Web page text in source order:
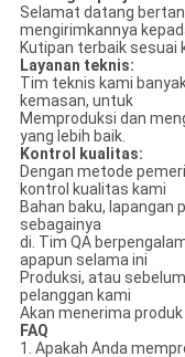
Selamat datang
mengirimkannya
Kutipan terbaik sesuai
Layanan teknis:
Tim teknis kami
kemasan, untuk
Memproduksi dan
yang lebih baik.
Kontrol kualitas:
Dengan metode
kontrol kualitas kami
Bahan baku, lapangan
sebagainya
di. Tim QA
apapun selama ini
Produksi, atau
pelanggan kami
Akan menerima
FAQ
1. Apakah Anda